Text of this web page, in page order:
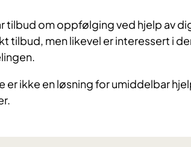
tilbud om oppfølging ved hjelp av
tilbud, men likevel er interessert i
er ikke en løsning for umiddelbar